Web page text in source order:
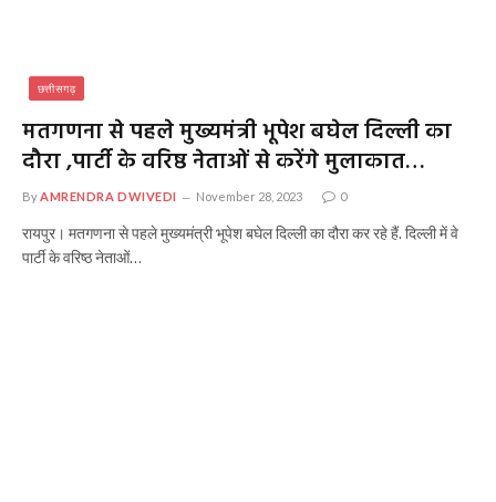
छत्तीसगढ़
मतगणना से पहले मुख्यमंत्री भूपेश बघेल दिल्ली का
दौरा ,पार्टी के वरिष्ठ नेताओं से करेंगे मुलाकात…
ByAMRENDRA DWIVEDI November 28, 2023 0
रायपुर। मतगणना से पहले मुख्यमंत्री भूपेश बघेल दिल्ली का दौरा कर रहे हैं. दिल्ली में वे
पार्टी के वरिष्ठ नेताओं…